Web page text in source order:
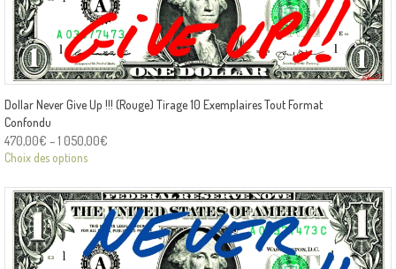
Dollar Never Give Up !!! (Rouge) Tirage 10 Exemplaires Tout Format
Confondu
470,00€ –1 050,00€
Choix des options